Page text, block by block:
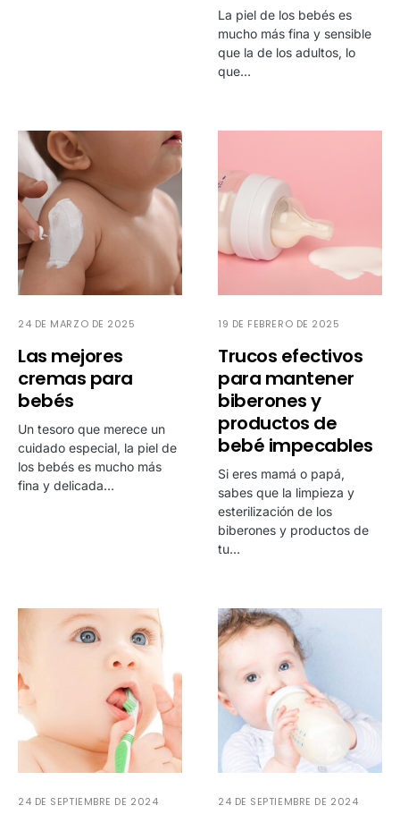
La piel de los bebés es
mucho más fina y sensible
que la de los adultos, lo
que…
24 DE MARZO DE 2025
Las mejores
cremas para
bebés
Un tesoro que merece un
cuidado especial, la piel de
los bebés es mucho más
fina y delicada…
19 DE FEBRERO DE 2025
Trucos efectivos
para mantener
biberones y
productos de
bebé impecables
Si eres mamá o papá,
sabes que la limpieza y
esterilización de los
biberones y productos de
tu…
24 DE SEPTIEMBRE DE 2024 24 DE SEPTIEMBRE DE 2024